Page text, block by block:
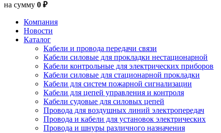
на сумму 0 ₽
Компания
Новости
Каталог
Кабели и провода передачи связи
Кабели силовые для прокладки нестационарной
Кабели контрольные для электрических приборов
Кабели силовые для стационарной прокладки
Кабели для систем пожарной сигнализации
Кабели для цепей управления и контроля
Кабели судовые для силовых цепей
Провода для воздушных линий электропередач
Провода и кабели для установок электрических
Провода и шнуры различного назначения